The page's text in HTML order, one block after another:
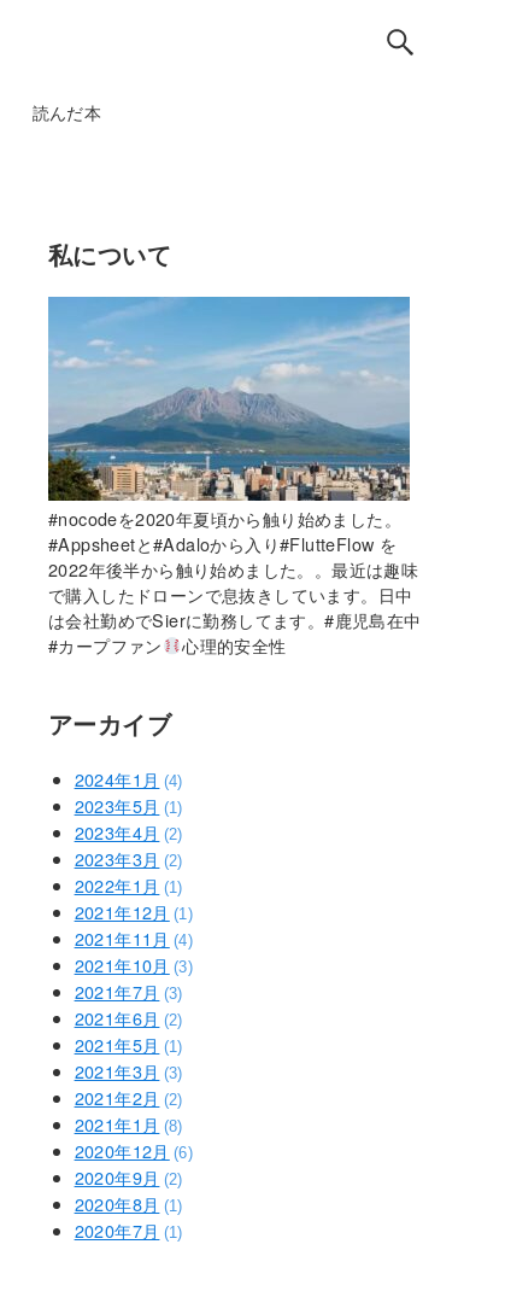
読んだ本
私について
#nocodeを2020年夏頃から触り始めました。
#Appsheetと#Adaloから入り#FlutteFlow を
2022年後半から触り始めました。。最近は趣味
で購入したドローンで息抜きしています。日中
は会社勤めでSierに勤務してます。#鹿児島在中
#カープファン
心理的安全性
アーカイブ
2024年1月 (4)
2023年5月 (1)
2023年4月 (2)
2023年3月 (2)
2022年1月 (1)
2021年12月 (1)
2021年11月 (4)
2021年10月 (3)
2021年7月 (3)
2021年6月 (2)
2021年5月 (1)
2021年3月 (3)
2021年2月 (2)
2021年1月 (8)
2020年12月 (6)
2020年9月 (2)
2020年8月 (1)
2020年7月 (1)